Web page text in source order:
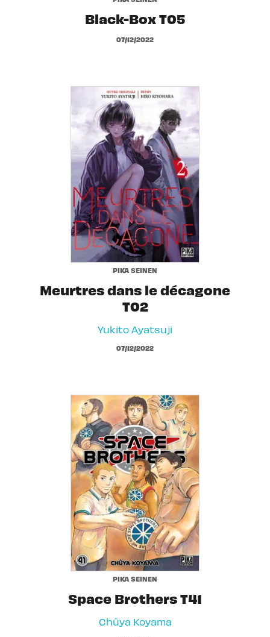
Black-Box T05
07/12/2022
PIKA SEINEN
Meurtres dans le décagone
T02
Yukito Ayatsuji
07/12/2022
PIKA SEINEN
Space Brothers T41
Chûya Koyama